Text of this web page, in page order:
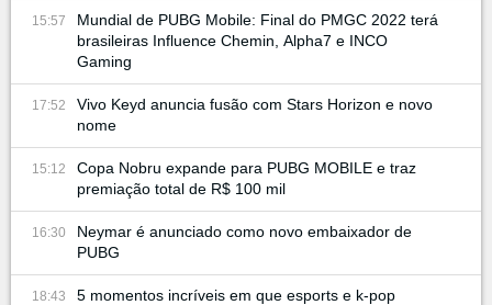
15:57
Mundial de PUBG Mobile: Final do PMGC 2022 terá
brasileiras Influence Chemin, Alpha7 e INCO
Gaming
17:52
Vivo Keyd anuncia fusão com Stars Horizon e novo
nome
15:12
Copa Nobru expande para PUBG MOBILE e traz
premiação total de R$ 100 mil
16:30
Neymar é anunciado como novo embaixador de
PUBG
18:43
5 momentos incríveis em que esports e k-pop